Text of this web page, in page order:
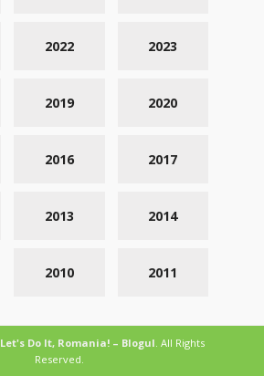
2023
2022
2020
2019
2017
2016
2014
2013
2011
2010
Let's Do It, Romania! – Blogul. All Rights
Reserved.